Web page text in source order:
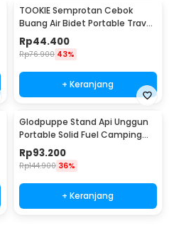
TOOKIE Semprotan Cebok
Buang Air Bidet Portable Travel
Sprayer 560ml - WS500
Rp44.400
Rp76.900 43%
+ Keranjang
Glodpuppe Stand Api Unggun
Portable Solid Fuel Camping
Tool - EZ203
Rp93.200
Rp144.900 36%
+ Keranjang